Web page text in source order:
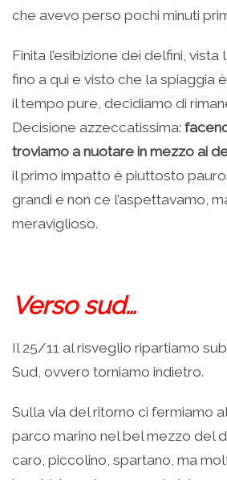
che avevo perso pochi minuti
Finita l’esibizione dei delfini,
fino a qui e visto che la spiaggia
il tempo pure, decidiamo di
Decisione azzeccatissima:
troviamo a nuotare in mezzo ai
il primo impatto è piuttosto
grandi e non ce l’aspettavamo,
meraviglioso.
Verso sud…
Il 25/11 al risveglio ripartiamo
Sud, ovvero torniamo indietro.
Sulla via del ritorno ci fermiamo
parco marino nel bel mezzo del
caro, piccolino, spartano, ma